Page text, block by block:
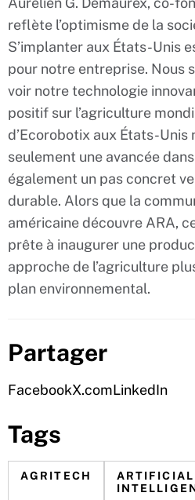
reflète l’optimisme de la
S’implanter aux États-Unis
pour notre entreprise. Nous
voir notre technologie
positif sur l’agriculture
d’Ecorobotix aux États-Unis
seulement une avancée
également un pas concret
durable. Alors que la
américaine découvre ARA,
prête à inaugurer une
approche de l’agriculture
plan environnemental.
Partager
FacebookX.comLinkedIn
Tags
AGRITECH
ARTIFICIAL